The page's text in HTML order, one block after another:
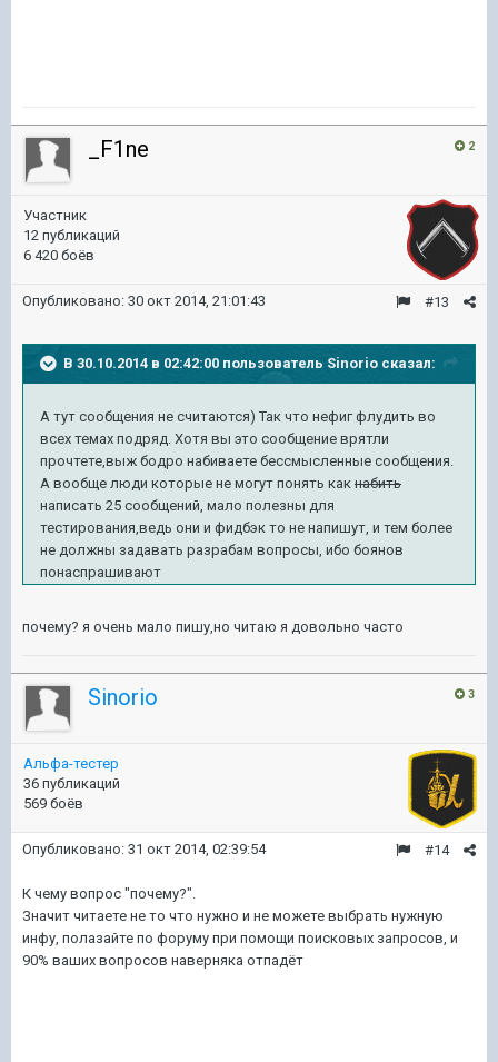
2
_F1ne
Участник
12 публикаций
6 420 боёв
#13
Опубликовано: 30 окт 2014, 21:01:43
В 30.10.2014 в 02:42:00 пользователь Sinorio сказал:
А тут сообщения не считаются) Так что нефиг флудить во
всех темах подряд. Хотя вы это сообщение врятли
прочтете,выж бодро набиваете бессмысленные сообщения.
А вообще люди которые не могут понять как набить
написать 25 сообщений, мало полезны для
тестирования,ведь они и фидбэк то не напишут, и тем более
не должны задавать разрабам вопросы, ибо боянов
понаспрашивают
почему? я очень мало пишу,но читаю я довольно часто
3
Sinorio
Альфа-тестер
36 публикаций
569 боёв
#14
Опубликовано: 31 окт 2014, 02:39:54
К чему вопрос "почему?".
Значит читаете не то что нужно и не можете выбрать нужную
инфу, полазайте по форуму при помощи поисковых запросов, и
90% ваших вопросов наверняка отпадёт